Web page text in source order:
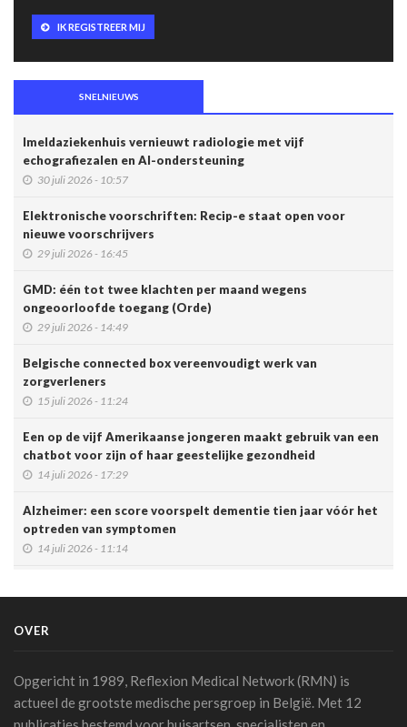
IK REGISTREER MIJ
SNELNIEUWS
Imeldaziekenhuis vernieuwt radiologie met vijf
echografiezalen en AI-ondersteuning
30 juli 2026 - 10:57
Elektronische voorschriften: Recip-e staat open voor
nieuwe voorschrijvers
29 juli 2026 - 16:45
GMD: één tot twee klachten per maand wegens
ongeoorloofde toegang (Orde)
29 juli 2026 - 14:49
Belgische connected box vereenvoudigt werk van
zorgverleners
15 juli 2026 - 11:24
Een op de vijf Amerikaanse jongeren maakt gebruik van een
chatbot voor zijn of haar geestelijke gezondheid
14 juli 2026 - 17:29
Alzheimer: een score voorspelt dementie tien jaar vóór het
optreden van symptomen
14 juli 2026 - 11:14
informatie anders verwerken
13 juli 2026 - 07:56
OVER
Opgericht in 1989, Reflexion Medical Network (RMN) is
actueel de grootste medische persgroep in België. Met 12